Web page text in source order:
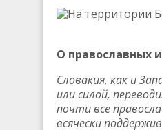
На территории
О православных
Словакия, как и
или силой,
почти все
всячески